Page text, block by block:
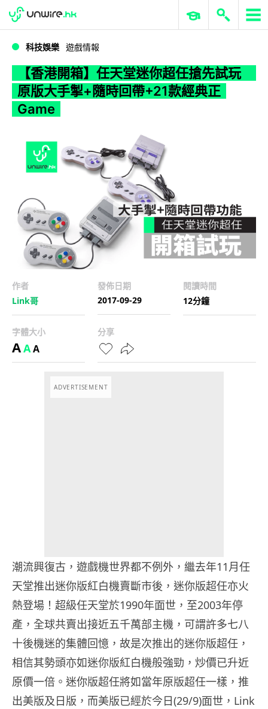
WWDC 2026 ERP 與商業 AI
科技娛樂 遊戲情報
【香港開箱】任天堂迷你超任搶先試玩
原版大手掣+隨時回帶+21款經典正
Game
作者
Link哥
發佈日期
2017-09-29
閱讀時間
12分鐘
字體大小
AAA
分享
ADVERTISEMENT
潮流興復古，遊戲機世界都不例外，繼去年11月任
天堂推出迷你版紅白機賣斷市後，迷你版超任亦火
熱登場！超級任天堂於1990年面世，至2003年停
產，全球共賣出接近五千萬部主機，可謂許多七八
十後機迷的集體回憶，故是次推出的迷你版超任，
相信其勢頭亦如迷你版紅白機般強勁，炒價已升近
原價一倍。迷你版超任將如當年原版超任一樣，推
出美版及日版，而美版已經於今日(29/9)面世，Link